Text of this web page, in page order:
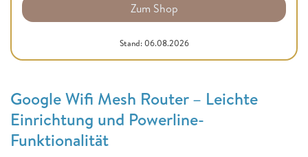
Zum Shop
Stand: 06.08.2026
Google Wifi Mesh Router – Leichte
Einrichtung und Powerline-
Funktionalität